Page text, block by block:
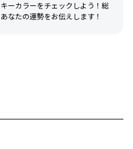
ーカラーをチェックしよう！総
なたの運勢をお伝えします！